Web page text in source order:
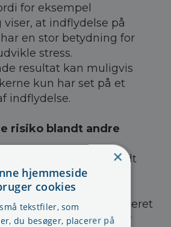
for eksempel
at indflydelse på
en stor betydning for
stress.
resultat kan muligvis
kun har set på et
indflydelse.
risiko blandt andre
om, hvor vidt
overføres til andre
sygeplejersker.
undersøgelser baseret
og vi mener
×
hjemmeside
cookies
tekstfiler, som
du besøger, placerer på